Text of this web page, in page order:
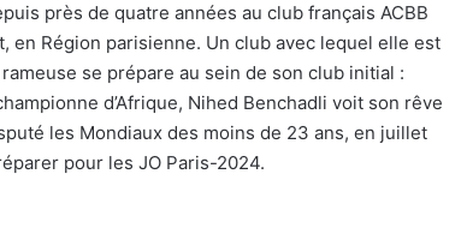
près de quatre années au club français ACBB
Région parisienne. Un club avec lequel elle est
se prépare au sein de son club initial :
d’Afrique, Nihed Benchadli voit son rêve
les Mondiaux des moins de 23 ans, en juillet
pour les JO Paris-2024.